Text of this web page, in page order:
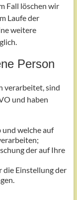
Fall löschen wir
Laufe der
weitere
Person
verarbeitet, sind
und haben
und welche auf
der auf Ihre
die Einstellung der